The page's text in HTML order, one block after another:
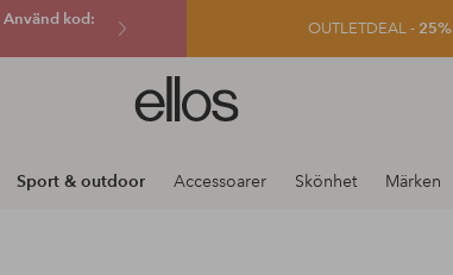
Använd kod:
OUTLETDEAL -
Ellos
logotyp
gå
Sport & outdoor Accessoarer Skönhet Märken